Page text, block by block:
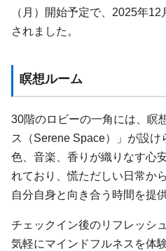
（月）開始予定で、2025年
されました。
瞑想ルーム
30階のロビーの一角には、瞑
ス（Serene Space）」が設
色、音楽、香りが織りなす心
れており、慌ただしい日常か
自分自身と向き合う時間を提
チェックイン後のリフレッシ
気軽にマインドフルネスを体